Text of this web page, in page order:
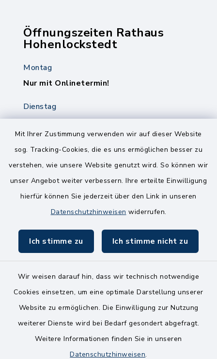
Mit Ihrer Zustimmung verwenden wir auf dieser Website
sog. Tracking-Cookies, die es uns ermöglichen besser zu
verstehen, wie unsere Website genutzt wird. So können wir
unser Angebot weiter verbessern. Ihre erteilte Einwilligung
hierfür können Sie jederzeit über den Link in unseren
Datenschutzhinweisen widerrufen.
Ich stimme zu Ich stimme nicht zu
Wir weisen darauf hin, dass wir technisch notwendige
Cookies einsetzen, um eine optimale Darstellung unserer
Website zu ermöglichen. Die Einwilligung zur Nutzung
weiterer Dienste wird bei Bedarf gesondert abgefragt.
Weitere Informationen finden Sie in unseren
Datenschutzhinweisen.
Öffnungszeiten Rathaus
Hohenlockstedt
Montag
Nur mit Onlinetermin!
Dienstag
8.00-12.00 Uhr
14.00-18.00 Uhr
Freitag
8.00-11.00 Uhr
Kontakt
Barrierefreiheit